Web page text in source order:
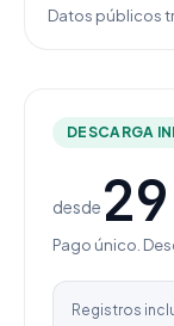
Datos públicos
DESCARGA
desde
Pago único.
Registros